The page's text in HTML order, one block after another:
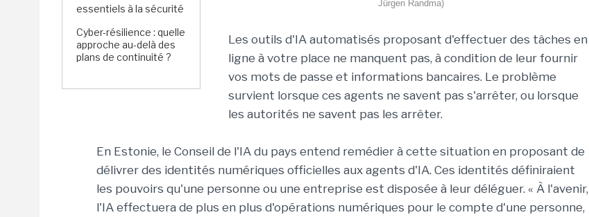
essentiels à la sécurité
Cyber-résilience : quelle
approche au-delà des
plans de continuité ?
Jürgen Randma)
Les outils d'IA automatisés proposant d'effectuer des tâches en
ligne à votre place ne manquent pas, à condition de leur fournir
vos mots de passe et informations bancaires. Le problème
survient lorsque ces agents ne savent pas s'arrêter, ou lorsque
les autorités ne savent pas les arrêter.
En Estonie, le Conseil de l'IA du pays entend remédier à cette situation en proposant de
délivrer des identités numériques officielles aux agents d'IA. Ces identités définiraient
les pouvoirs qu'une personne ou une entreprise est disposée à leur déléguer. « À l'avenir,
l'IA effectuera de plus en plus d'opérations numériques pour le compte d'une personne,